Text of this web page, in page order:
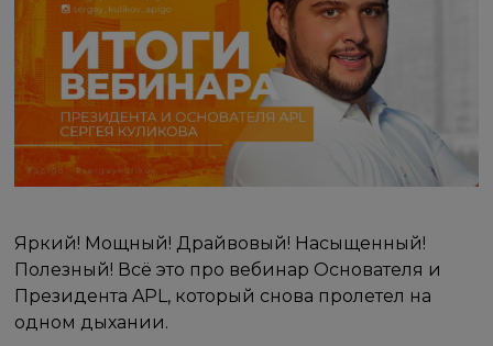
Яркий! Мощный! Драйвовый! Насыщенный!
Полезный! Всё это про вебинар Основателя и
Президента APL, который снова пролетел на
одном дыхании.